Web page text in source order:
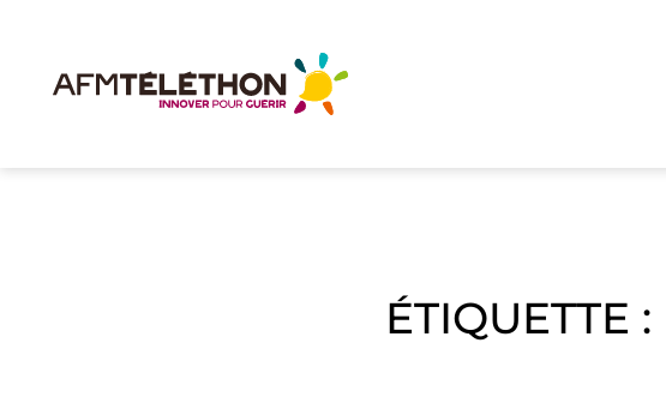
ÉTIQUETTE :